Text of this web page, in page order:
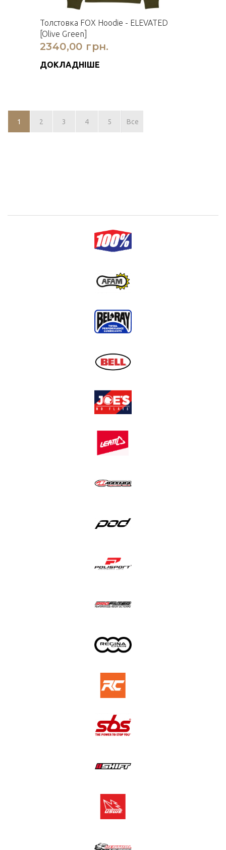
Толстовка FOX Hoodie - ELEVATED
[Olive Green]
2340,00 грн.
ДОКЛАДНІШЕ
1 2 3 4 5 Все